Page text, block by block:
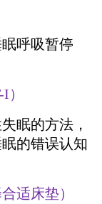
呼吸暂停
眠的方法，
的错误认知
适床垫）